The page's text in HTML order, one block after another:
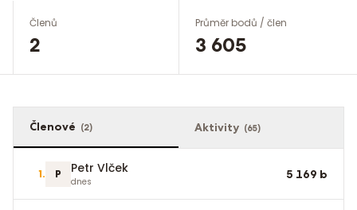
Členů
2
Průměr bodů / člen
3 605
Členové (2) Aktivity (65)
1. P Petr Vlček
dnes
5 169 b